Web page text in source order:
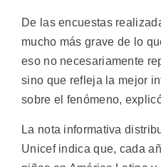
De las encuestas
mucho más grave de lo
eso no necesariamente
sino que refleja la mejor
sobre el fenómeno,
La nota informativa
Unicef indica que, cada